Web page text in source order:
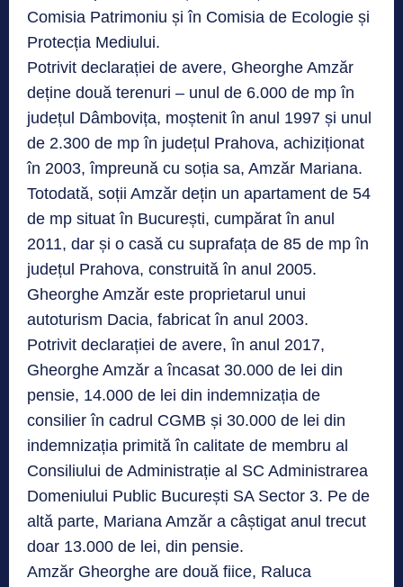
Comisia Patrimoniu și în Comisia de Ecologie și
Protecția Mediului.
Potrivit declarației de avere, Gheorghe Amzăr
deține două terenuri – unul de 6.000 de mp în
județul Dâmbovița, moștenit în anul 1997 și unul
de 2.300 de mp în județul Prahova, achiziționat
în 2003, împreună cu soția sa, Amzăr Mariana.
Totodată, soții Amzăr dețin un apartament de 54
de mp situat în București, cumpărat în anul
2011, dar și o casă cu suprafața de 85 de mp în
județul Prahova, construită în anul 2005.
Gheorghe Amzăr este proprietarul unui
autoturism Dacia, fabricat în anul 2003.
Potrivit declarației de avere, în anul 2017,
Gheorghe Amzăr a încasat 30.000 de lei din
pensie, 14.000 de lei din indemnizația de
consilier în cadrul CGMB și 30.000 de lei din
indemnizația primită în calitate de membru al
Consiliului de Administrație al SC Administrarea
Domeniului Public București SA Sector 3. Pe de
altă parte, Mariana Amzăr a câștigat anul trecut
doar 13.000 de lei, din pensie.
Amzăr Gheorghe are două fiice, Raluca